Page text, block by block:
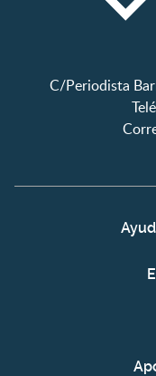
C/Periodista